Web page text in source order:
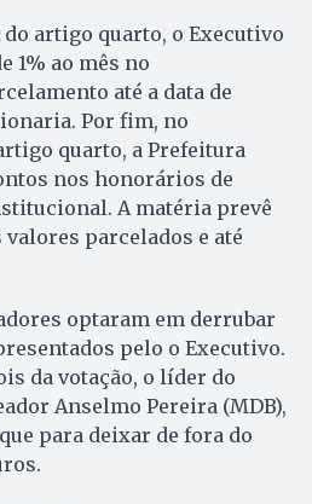
artigo quarto, o Executivo
1% ao mês no
até a data de
Por fim, no
quarto, a Prefeitura
nos honorários de
A matéria prevê
parcelados e até
optaram em derrubar
pelo o Executivo.
da votação, o líder do
Anselmo Pereira (MDB),
para deixar de fora do